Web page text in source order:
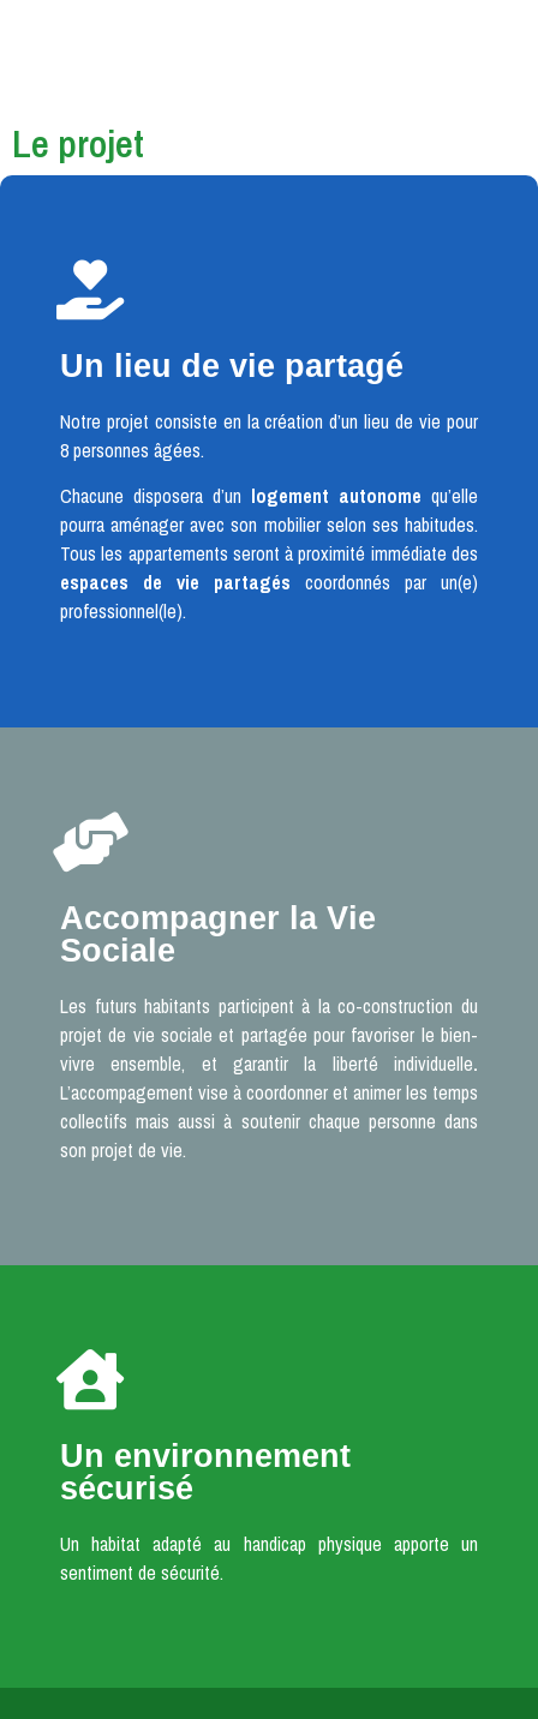
Le projet
Un lieu de vie partagé
Notre projet consiste en la création d’un lieu de vie pour
8 personnes âgées.
Chacune disposera d’un logement autonome qu’elle
pourra aménager avec son mobilier selon ses habitudes.
Tous les appartements seront à proximité immédiate des
espaces de vie partagés coordonnés par un(e)
professionnel(le).
Accompagner la Vie
Sociale
Les futurs habitants participent à la co-construction du
projet de vie sociale et partagée pour favoriser le bien-
vivre ensemble, et garantir la liberté individuelle.
L’accompagement vise à coordonner et animer les temps
collectifs mais aussi à soutenir chaque personne dans
son projet de vie.
Un environnement
sécurisé
Un habitat adapté au handicap physique apporte un
sentiment de sécurité.